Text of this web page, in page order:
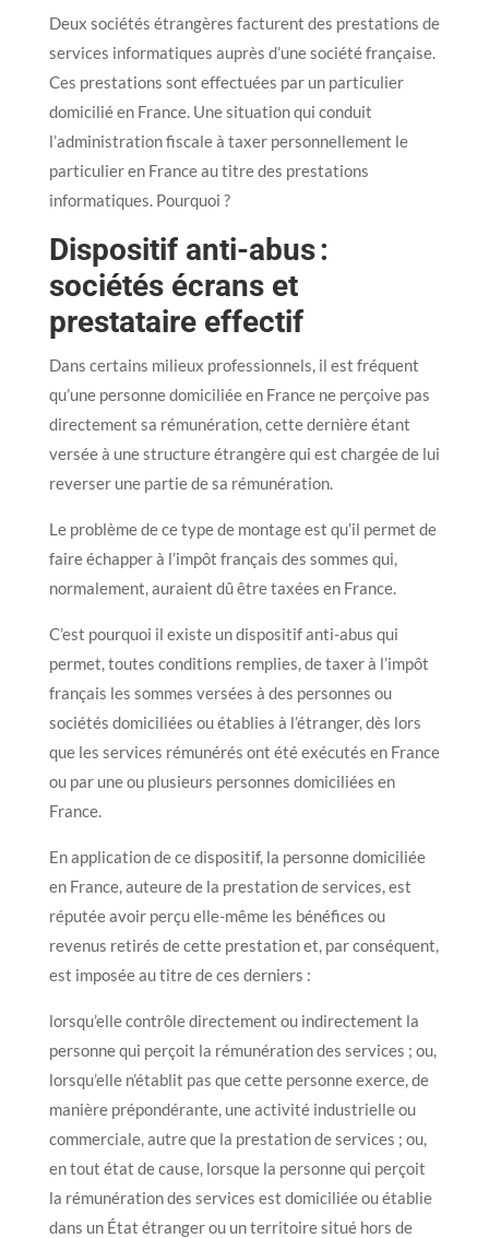
Deux sociétés étrangères facturent des prestations de
services informatiques auprès d’une société française.
Ces prestations sont effectuées par un particulier
domicilié en France. Une situation qui conduit
l’administration fiscale à taxer personnellement le
particulier en France au titre des prestations
informatiques. Pourquoi ?
Dispositif anti-abus :
sociétés écrans et
prestataire effectif
Dans certains milieux professionnels, il est fréquent
qu’une personne domiciliée en France ne perçoive pas
directement sa rémunération, cette dernière étant
versée à une structure étrangère qui est chargée de lui
reverser une partie de sa rémunération.
Le problème de ce type de montage est qu’il permet de
faire échapper à l’impôt français des sommes qui,
normalement, auraient dû être taxées en France.
C’est pourquoi il existe un dispositif anti-abus qui
permet, toutes conditions remplies, de taxer à l’impôt
français les sommes versées à des personnes ou
sociétés domiciliées ou établies à l’étranger, dès lors
que les services rémunérés ont été exécutés en France
ou par une ou plusieurs personnes domiciliées en
France.
En application de ce dispositif, la personne domiciliée
en France, auteure de la prestation de services, est
réputée avoir perçu elle-même les bénéfices ou
revenus retirés de cette prestation et, par conséquent,
est imposée au titre de ces derniers :
lorsqu’elle contrôle directement ou indirectement la
personne qui perçoit la rémunération des services ; ou,
lorsqu’elle n’établit pas que cette personne exerce, de
manière prépondérante, une activité industrielle ou
commerciale, autre que la prestation de services ; ou,
en tout état de cause, lorsque la personne qui perçoit
la rémunération des services est domiciliée ou établie
dans un État étranger ou un territoire situé hors de